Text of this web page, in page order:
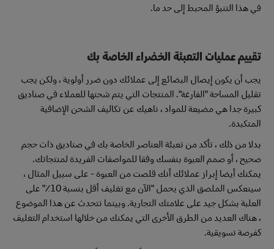
في هذا التنبؤ المحبط إلى حد ما.
تقييم عمليات التعبئة الخضراء الخاصة بك
يجب أن يكون إيصال البضائع إلى عملائك دون ضرر أولوية ، ولكن يجب
تقليل المساحة "الفارغة". المنتجات التي يتم شحنها للعملاء في صناديق
كبيرة جدا هي مضيعة للمواد ، ناهيك عن تكاليف الشحن الإضافية
المتكبدة.
بدلا من ذلك ، تأكد من تعبئة العناصر الخاصة بك في صناديق ذات حجم
صحيح ، أو صمم العبوة بنفسك وفقا للمواصفات الفريدة لمنتجاتك.
يمكنك أيضا إبراز عملائك أنك قلصت من العبوة - على سبيل المثال ،
سينعكس الملصق الذي يحمل "الآن مع تغليف أقل بنسبة 10٪" على
العلبة بشكل جيد على علامتك التجارية. وبينما نتحدث عن هذا الموضوع
، هناك العديد من الطرق الأخرى التي يمكنك من خلالها استخدام التغليف
كفرصة تسويقية.